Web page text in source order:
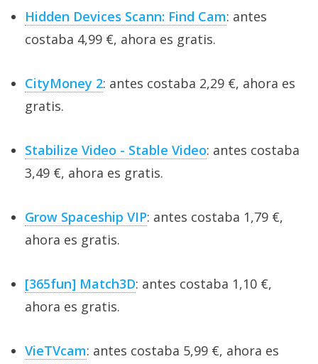
Hidden Devices Scann: Find Cam: antes
costaba 4,99 €, ahora es gratis.
CityMoney 2: antes costaba 2,29 €, ahora es
gratis.
Stabilize Video - Stable Video: antes costaba
3,49 €, ahora es gratis.
Grow Spaceship VIP: antes costaba 1,79 €,
ahora es gratis.
[365fun] Match3D: antes costaba 1,10 €,
ahora es gratis.
VieTVcam: antes costaba 5,99 €, ahora es